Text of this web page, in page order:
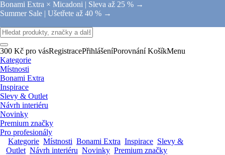
Bonami Extra × Micadoni | Sleva až 25 % →
Summer Sale | Ušetřete až 40 % →
300 Kč pro vásRegistracePřihlášeníPorovnání KošíkMenu
Kategorie
Místnosti
Bonami Extra
Inspirace
Slevy & Outlet
Návrh interiéru
Novinky
Premium značky
Pro profesionály
Kategorie Místnosti Bonami Extra Inspirace Slevy &
Outlet Návrh interiéru Novinky Premium značky